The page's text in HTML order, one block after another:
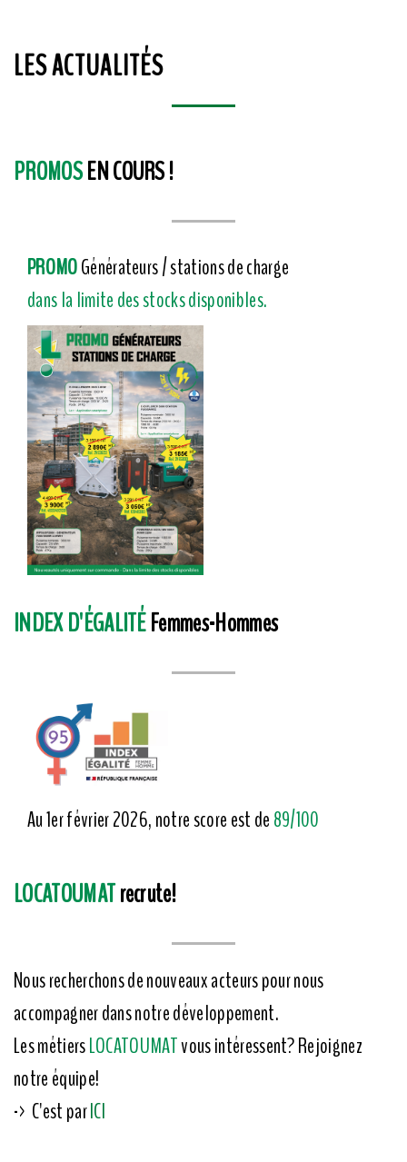
LES ACTUALITÉS
PROMOSEN COURS !
PROMOGénérateurs / stations de charge
dans la limite des stocks disponibles.
INDEX D'ÉGALITÉFemmes-Hommes
Au 1er février 2026, notre score est de89/100
LOCATOUMATrecrute!
Nous recherchons de nouveaux acteurs pour nous
accompagner dans notre développement.
Les métiersLOCATOUMATvous intéressent? Rejoignez
notre équipe!
-> C'est parICI